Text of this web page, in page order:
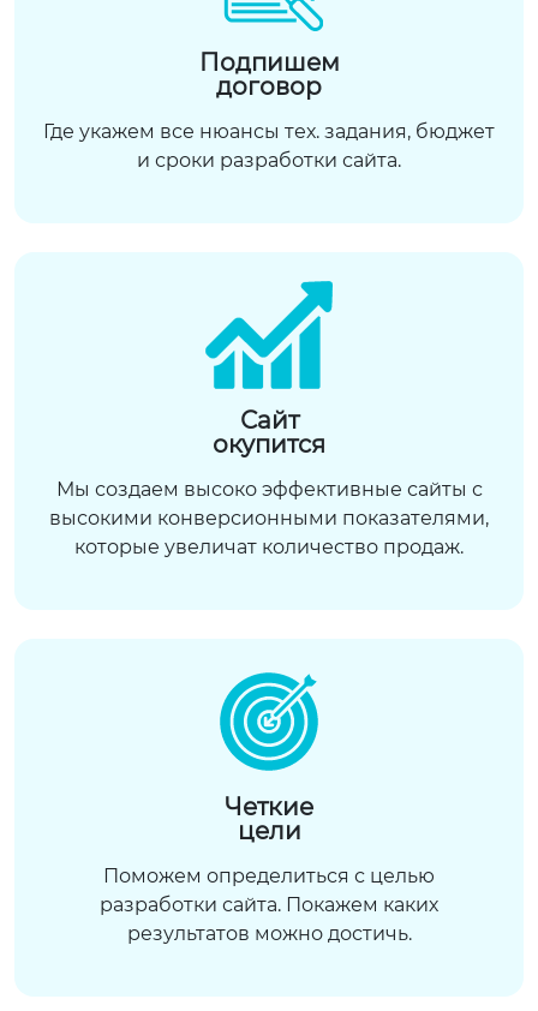
Подпишем
договор
Где укажем все нюансы тех. задания, бюджет
и сроки разработки сайта.
Сайт
окупится
Мы создаем высоко эффективные сайты с
высокими конверсионными показателями,
которые увеличат количество продаж.
Четкие
цели
Поможем определиться с целью
разработки сайта. Покажем каких
результатов можно достичь.